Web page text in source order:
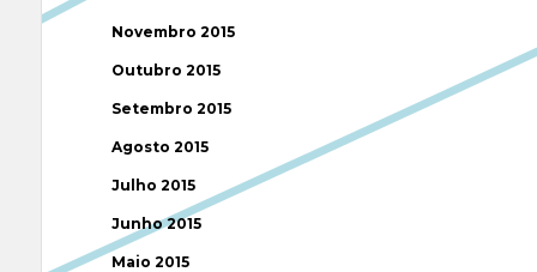
Novembro 2015
Outubro 2015
Setembro 2015
Agosto 2015
Julho 2015
Junho 2015
Maio 2015